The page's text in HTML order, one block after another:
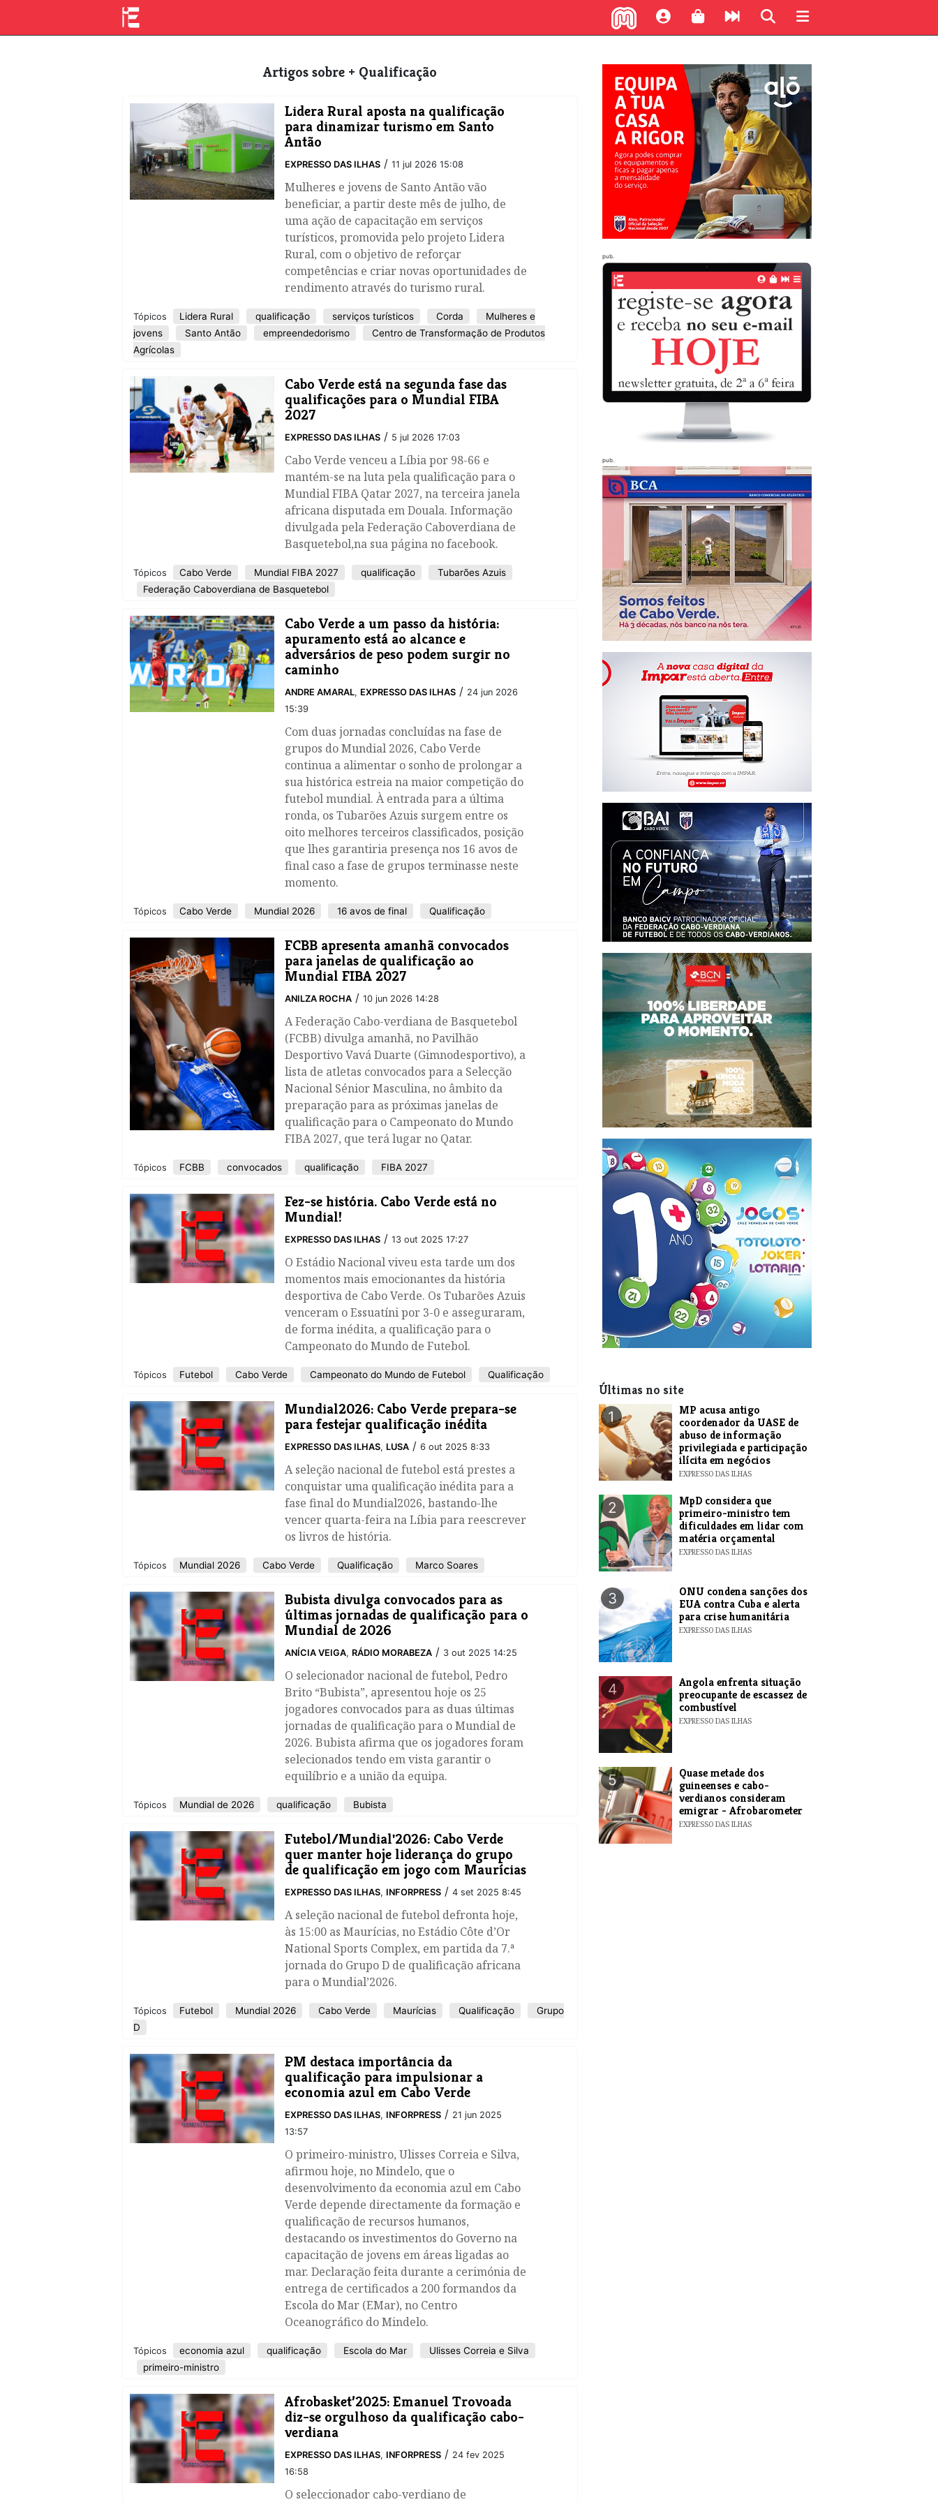
Artigos sobre + Qualificação
Lidera Rural aposta na qualificação
para dinamizar turismo em Santo
Antão
EXPRESSO DAS ILHAS / 11 jul 2026 15:08
​Mulheres e jovens de Santo Antão vão
beneficiar, a partir deste mês de julho, de
uma ação de capacitação em serviços
turísticos, promovida pelo projeto Lidera
Rural, com o objetivo de reforçar
competências e criar novas oportunidades de
rendimento através do turismo rural.
Tópicos Lidera Rural qualificação serviços turísticos Corda
Mulheres e
jovens
Santo Antão empreendedorismo
Centro de Transformação de Produtos
Agrícolas
Cabo Verde está na segunda fase das
qualificações para o Mundial FIBA
2027
EXPRESSO DAS ILHAS / 5 jul 2026 17:03
Cabo Verde venceu a Líbia por 98-66 e
mantém-se na luta pela qualificação para o
Mundial FIBA Qatar 2027, na terceira janela
africana disputada em Douala. Informação
divulgada pela Federação Caboverdiana de
Basquetebol,na sua página no facebook.
Tópicos Cabo Verde Mundial FIBA 2027 qualificação
Tubarões Azuis
Federação Caboverdiana de Basquetebol
Cabo Verde a um passo da história:
apuramento está ao alcance e
adversários de peso podem surgir no
caminho
ANDRE AMARAL, EXPRESSO DAS ILHAS / 24 jun 2026
15:39
Com duas jornadas concluídas na fase de
grupos do Mundial 2026, Cabo Verde
continua a alimentar o sonho de prolongar a
sua histórica estreia na maior competição do
futebol mundial. À entrada para a última
ronda, os Tubarões Azuis surgem entre os
oito melhores terceiros classificados, posição
que lhes garantiria presença nos 16 avos de
final caso a fase de grupos terminasse neste
momento.
Tópicos Cabo Verde Mundial 2026 16 avos de final Qualificação
FCBB apresenta amanhã convocados
para janelas de qualificação ao
Mundial FIBA 2027
ANILZA ROCHA / 10 jun 2026 14:28
A Federação Cabo-verdiana de Basquetebol
(FCBB) divulga amanhã, no Pavilhão
Desportivo Vavá Duarte (Gimnodesportivo), a
lista de atletas convocados para a Selecção
Nacional Sénior Masculina, no âmbito da
preparação para as próximas janelas de
qualificação para o Campeonato do Mundo
FIBA 2027, que terá lugar no Qatar.
Tópicos FCBB convocados qualificação FIBA 2027
Fez-se história. Cabo Verde está no
Mundial!
EXPRESSO DAS ILHAS / 13 out 2025 17:27
O Estádio Nacional viveu esta tarde um dos
momentos mais emocionantes da história
desportiva de Cabo Verde. Os Tubarões Azuis
venceram o Essuatíni por 3-0 e asseguraram,
de forma inédita, a qualificação para o
Campeonato do Mundo de Futebol.
Tópicos Futebol Cabo Verde Campeonato do Mundo de Futebol Qualificação
Mundial2026: Cabo Verde prepara-se
para festejar qualificação inédita
EXPRESSO DAS ILHAS, LUSA / 6 out 2025 8:33
A seleção nacional de futebol está prestes a
conquistar uma qualificação inédita para a
fase final do Mundial2026, bastando-lhe
vencer quarta-feira na Líbia para reescrever
os livros de história.
Tópicos Mundial 2026 Cabo Verde Qualificação Marco Soares
Bubista divulga convocados para as
últimas jornadas de qualificação para o
Mundial de 2026
ANÍCIA VEIGA, RÁDIO MORABEZA / 3 out 2025 14:25
O selecionador nacional de futebol, Pedro
Brito “Bubista”, apresentou hoje os 25
jogadores convocados para as duas últimas
jornadas de qualificação para o Mundial de
2026. Bubista afirma que os jogadores foram
selecionados tendo em vista garantir o
equilíbrio e a união da equipa.
Tópicos Mundial de 2026 qualificação Bubista
Futebol/Mundial'2026: Cabo Verde
quer manter hoje liderança do grupo
de qualificação em jogo com Maurícias
EXPRESSO DAS ILHAS, INFORPRESS / 4 set 2025 8:45
A seleção nacional de futebol defronta hoje,
às 15:00 as Maurícias, no Estádio Côte d’Or
National Sports Complex, em partida da 7.ª
jornada do Grupo D de qualificação africana
para o Mundial’2026.
Tópicos Futebol Mundial 2026 Cabo Verde Maurícias Qualificação
Grupo
D
​PM destaca importância da
qualificação para impulsionar a
economia azul em Cabo Verde
EXPRESSO DAS ILHAS, INFORPRESS / 21 jun 2025
13:57
O primeiro-ministro, Ulisses Correia e Silva,
afirmou hoje, no Mindelo, que o
desenvolvimento da economia azul em Cabo
Verde depende directamente da formação e
qualificação de recursos humanos,
destacando os investimentos do Governo na
capacitação de jovens em áreas ligadas ao
mar. Declaração feita durante a cerimónia de
entrega de certificados a 200 formandos da
Escola do Mar (EMar), no Centro
Oceanográfico do Mindelo.
Tópicos economia azul qualificação Escola do Mar
Ulisses Correia e Silva
primeiro-ministro
Afrobasket’2025: Emanuel Trovoada
diz-se orgulhoso da qualificação cabo-
verdiana
EXPRESSO DAS ILHAS, INFORPRESS / 24 fev 2025
16:58
O seleccionador cabo-verdiano de
pub.
pub.
Últimas no site
1
MP acusa antigo
coordenador da UASE de
abuso de informação
privilegiada e participação
ilícita em negócios
EXPRESSO DAS ILHAS
2
MpD considera que
primeiro-ministro tem
dificuldades em lidar com
matéria orçamental
EXPRESSO DAS ILHAS
3
ONU condena sanções dos
EUA contra Cuba e alerta
para crise humanitária
EXPRESSO DAS ILHAS
4
Angola enfrenta situação
preocupante de escassez de
combustível
EXPRESSO DAS ILHAS
5
Quase metade dos
guineenses e cabo-
verdianos consideram
emigrar - Afrobarometer
EXPRESSO DAS ILHAS